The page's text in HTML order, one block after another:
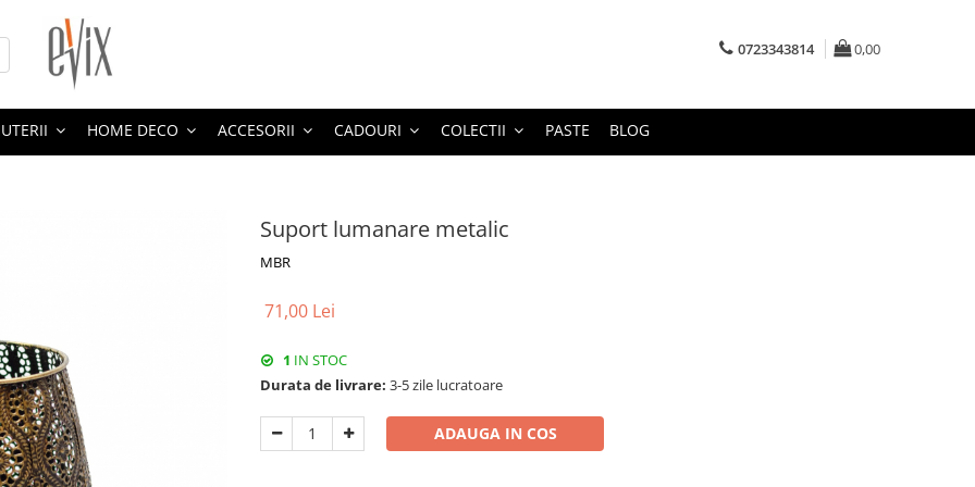
0723343814 0,00
HOME DECO ACCESORII CADOURI COLECTII PASTE BLOG
Suport lumanare metalic
MBR
71,00 Lei
1 IN STOC
Durata de livrare: 3-5 zile lucratoare
ADAUGA IN COS